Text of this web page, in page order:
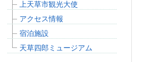
上天草市観光大使
アクセス情報
宿泊施設
天草四郎ミュージアム